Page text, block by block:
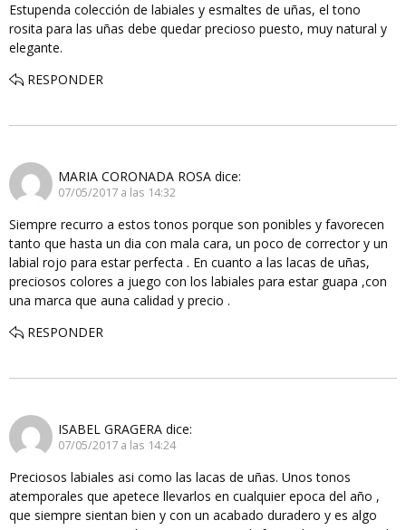
Estupenda colección de labiales y esmaltes de uñas, el tono
rosita para las uñas debe quedar precioso puesto, muy natural y
elegante.
RESPONDER
MARIA CORONADA ROSA dice:
07/05/2017 a las 14:32
Siempre recurro a estos tonos porque son ponibles y favorecen
tanto que hasta un dia con mala cara, un poco de corrector y un
labial rojo para estar perfecta . En cuanto a las lacas de uñas,
preciosos colores a juego con los labiales para estar guapa ,con
una marca que auna calidad y precio .
RESPONDER
ISABEL GRAGERA dice:
07/05/2017 a las 14:24
Preciosos labiales asi como las lacas de uñas. Unos tonos
atemporales que apetece llevarlos en cualquier epoca del año ,
que siempre sientan bien y con un acabado duradero y es algo